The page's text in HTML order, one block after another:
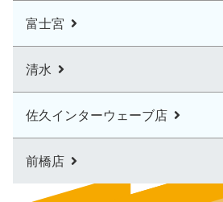
富士宮
清水
佐久インターウェーブ店
前橋店